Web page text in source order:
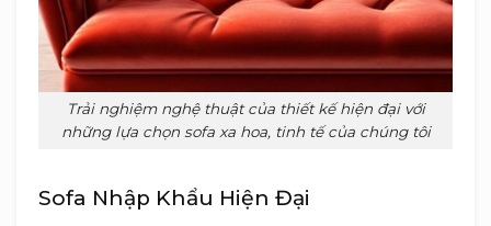
Trải nghiệm nghệ thuật của thiết kế hiện đại với
những lựa chọn sofa xa hoa, tinh tế của chúng tôi
Sofa Nhập Khẩu Hiện Đại